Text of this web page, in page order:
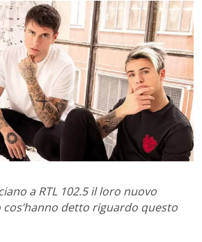
a RTL 102.5 il loro nuovo
cos’hanno detto riguardo questo